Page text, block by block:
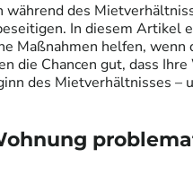
während des
In diesem Artikel
Maßnahmen helfen, wenn
die Chancen gut, dass
des Mietverhältnisses –